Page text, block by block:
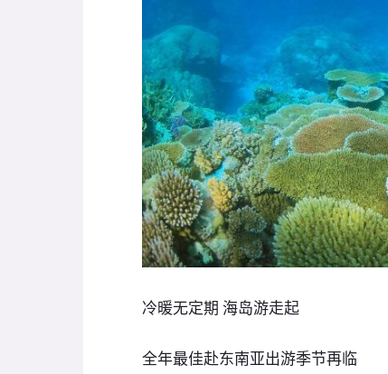
冷暖无定期 海岛游走起
全年最佳赴东南亚出游季节再临